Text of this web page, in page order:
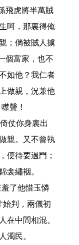
飛虎將半萬賊
呵，那裏得俺
；倘被賊人擄
個富家，也不
如他？我仁者
做親，況兼他
聲！
仗你身裏出
親。又不曾執
便待要過門；
衾繡裀。
了他惜玉憐
判，兩儀初
在中間相混。
濁民。